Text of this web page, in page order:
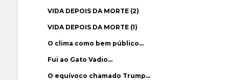
VIDA DEPOIS DA MORTE (2)
VIDA DEPOIS DA MORTE (1)
O clima como bem público…
Fui ao Gato Vadio…
O equívoco chamado Trump…